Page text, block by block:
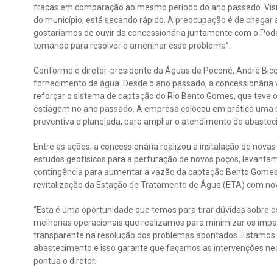
fracas em comparação ao mesmo período do ano passado.
do município, está secando rápido. A preocupação é de
gostaríamos de ouvir da concessionária juntamente com o
tomando para resolver e ameninar esse problema”.
Conforme o diretor-presidente da Águas de Poconé, André
fornecimento de água. Desde o ano passado, a
reforçar o sistema de captação do Rio Bento Gomes, que
estiagem no ano passado. A empresa colocou em prática
preventiva e planejada, para ampliar o atendimento de
Entre as ações, a concessionária realizou a instalação de
estudos geofísicos para a perfuração de novos poços,
contingência para aumentar a vazão da captação Bento
revitalização da Estação de Tratamento de Água (ETA) com
“Esta é uma oportunidade que temos para tirar dúvidas sobre
melhorias operacionais que realizamos para minimizar os
transparente na resolução dos problemas apontados.
abastecimento e isso garante que façamos as intervenções
pontua o diretor.